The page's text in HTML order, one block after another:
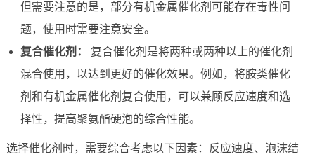
但需要注意的是，部分有机金属催化剂可能存在毒性问
题，使用时需要注意安全。
复合催化剂：
复合催化剂是将两种或两种以上的催化剂
混合使用，以达到更好的催化效果。例如，将胺类催化
剂和有机金属催化剂复合使用，可以兼顾反应速度和选
择性，提高聚氨酯硬泡的综合性能。
选择催化剂时，需要综合考虑以下因素：反应速度、泡沫结